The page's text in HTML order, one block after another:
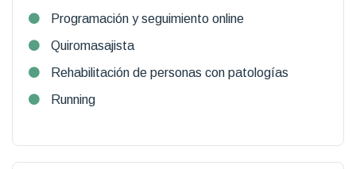
Programación y seguimiento online
Quiromasajista
Rehabilitación de personas con patologías
Running